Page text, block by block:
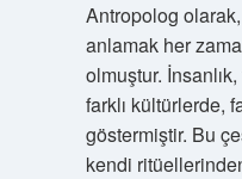
Antropolog
anlamak her
olmuştur.
farklı kültürlerde,
göstermiştir. Bu
kendi